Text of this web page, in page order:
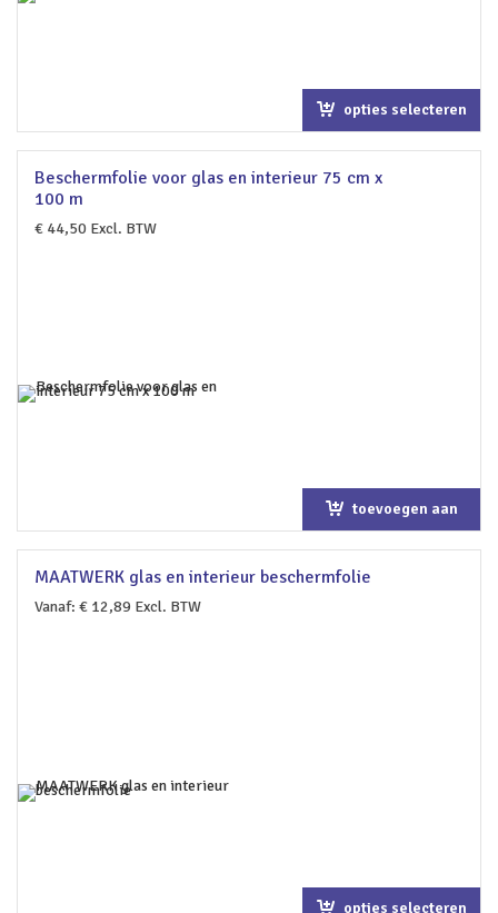
opties selecteren
Beschermfolie voor glas en interieur 75 cm x
100 m
€ 44,50 Excl. BTW
toevoegen aan
winkelwagen
MAATWERK glas en interieur beschermfolie
Vanaf: € 12,89 Excl. BTW
opties selecteren